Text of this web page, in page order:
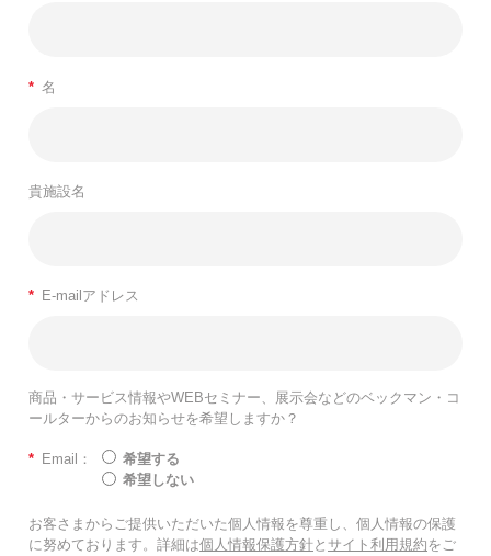
* 名
貴施設名
* E-mailアドレス
商品・サービス情報やWEBセミナー、展示会などのベックマン・コ
ールターからのお知らせを希望しますか？
* Email：
希望する
希望しない
お客さまからご提供いただいた個人情報を尊重し、個人情報の保護
に努めております。詳細は個人情報保護方針と サイト利用規約をご